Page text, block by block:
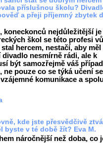
příslušnou školu?
a přeji příjemný zbytek
koneckonců nejdůležitější
škol se této profesi
hercem, nestačí, aby měl
nesmírně rádi, ale k
být samozřejmě váš
ne pouze co se týká učení
komunikace a
kde jste přesvědčivě
byste v té době žít? Eva M.
náročnější než doba, co